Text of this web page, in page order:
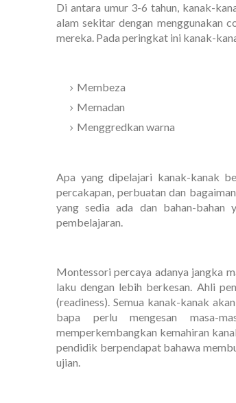
Di antara umur 3-6 tahun, kanak-
alam sekitar dengan menggunakan
mereka. Pada peringkat ini kanak-
Membeza
Memadan
Menggredkan warna
Apa yang dipelajari kanak-kanak
percakapan, perbuatan dan
yang sedia ada dan bahan-bahan
pembelajaran.
Montessori percaya adanya jangka
laku dengan lebih berkesan. Ahli
(readiness). Semua kanak-kanak
bapa perlu mengesan masa-
memperkembangkan kemahiran
pendidik berpendapat bahawa
ujian.